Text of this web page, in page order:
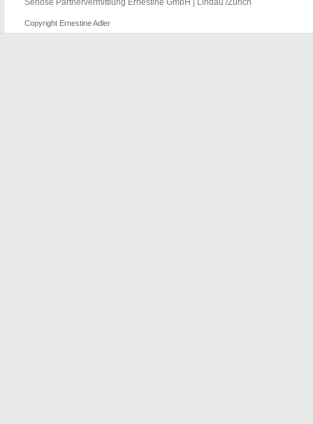
Seriöse Partnervermittlung Ernestine GmbH | Lindau /Zürich
Copyright Ernestine Adler